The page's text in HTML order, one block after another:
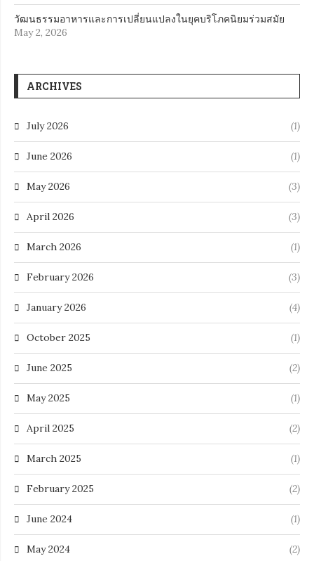
วัฒนธรรมอาหารและการเปลี่ยนแปลงในยุคบริโภคนิยมร่วมสมัย
May 2, 2026
ARCHIVES
July 2026 (1)
June 2026 (1)
May 2026 (3)
April 2026 (3)
March 2026 (1)
February 2026 (3)
January 2026 (4)
October 2025 (1)
June 2025 (2)
May 2025 (1)
April 2025 (2)
March 2025 (1)
February 2025 (2)
June 2024 (1)
May 2024 (2)